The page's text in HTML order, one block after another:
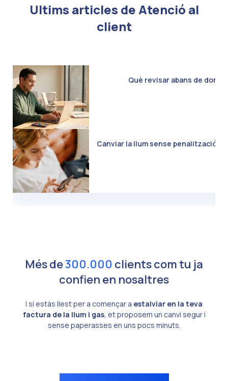
Ultims articles de Atenció al
client
Què revisar abans de
Canviar la llum sense penalització:
Més de300.000 clients com tu ja
confien en nosaltres
I si estàs llest per a començar a estalviar en la teva
factura de la llum i gas, et proposem un canvi segur i
sense paperasses en uns pocs minuts.